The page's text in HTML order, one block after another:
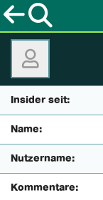
Insider seit:
Name:
Nutzername:
Kommentare: